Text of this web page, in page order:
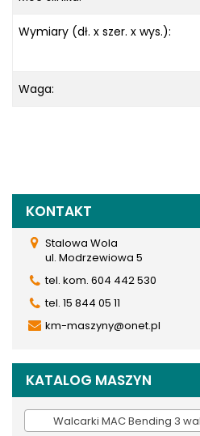
Wymiary (dł. x szer. x wys.):
Waga:
KONTAKT
Stalowa Wola
ul. Modrzewiowa 5
tel. kom. 604 442 530
tel. 15 844 05 11
km-maszyny@onet.pl
KATALOG MASZYN
Walcarki MAC Bending 3